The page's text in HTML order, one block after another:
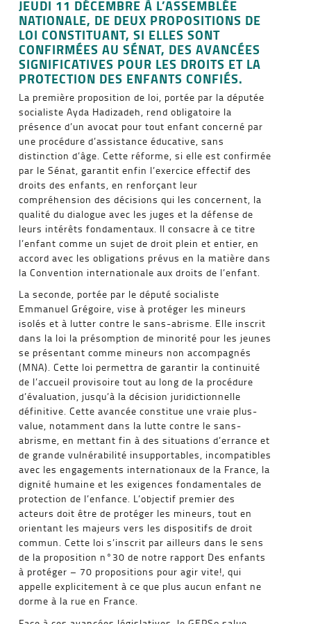
JEUDI 11 DÉCEMBRE À L’ASSEMBLÉE
NATIONALE, DE DEUX PROPOSITIONS DE
LOI CONSTITUANT, SI ELLES SONT
CONFIRMÉES AU SÉNAT, DES AVANCÉES
SIGNIFICATIVES POUR LES DROITS ET LA
PROTECTION DES ENFANTS CONFIÉS.
La première proposition de loi, portée par la députée
socialiste Ayda Hadizadeh, rend obligatoire la
présence d’un avocat pour tout enfant concerné par
une procédure d’assistance éducative, sans
distinction d’âge. Cette réforme, si elle est confirmée
par le Sénat, garantit enfin l’exercice effectif des
droits des enfants, en renforçant leur
compréhension des décisions qui les concernent, la
qualité du dialogue avec les juges et la défense de
leurs intérêts fondamentaux. Il consacre à ce titre
l’enfant comme un sujet de droit plein et entier, en
accord avec les obligations prévus en la matière dans
la Convention internationale aux droits de l’enfant.
La seconde, portée par le député socialiste
Emmanuel Grégoire, vise à protéger les mineurs
isolés et à lutter contre le sans-abrisme. Elle inscrit
dans la loi la présomption de minorité pour les jeunes
se présentant comme mineurs non accompagnés
(MNA). Cette loi permettra de garantir la continuité
de l’accueil provisoire tout au long de la procédure
d’évaluation, jusqu’à la décision juridictionnelle
définitive. Cette avancée constitue une vraie plus-
value, notamment dans la lutte contre le sans-
abrisme, en mettant fin à des situations d’errance et
de grande vulnérabilité insupportables, incompatibles
avec les engagements internationaux de la France, la
dignité humaine et les exigences fondamentales de
protection de l’enfance. L’objectif premier des
acteurs doit être de protéger les mineurs, tout en
orientant les majeurs vers les dispositifs de droit
commun. Cette loi s’inscrit par ailleurs dans le sens
de la proposition n°30 de notre rapport Des enfants
à protéger – 70 propositions pour agir vite!, qui
appelle explicitement à ce que plus aucun enfant ne
dorme à la rue en France.